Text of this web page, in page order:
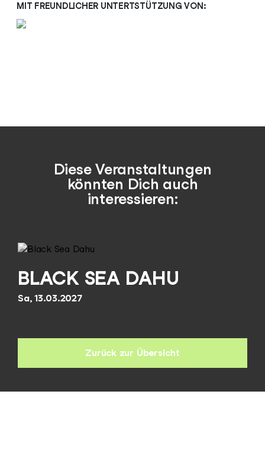
MIT FREUNDLICHER UNTERTSTÜTZUNG VON:
Diese Veranstaltungen
könnten Dich auch
interessieren:
BLACK SEA DAHU
Sa, 13.03.2027
Zurück zur Übersicht